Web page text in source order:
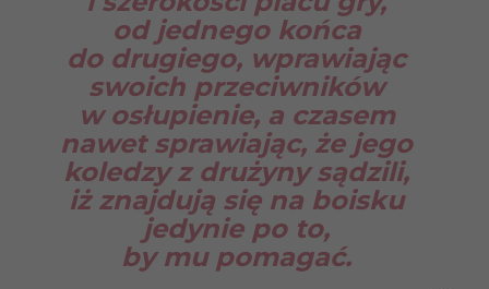
od jednego końca
do drugiego, wprawiając
swoich przeciwników
w osłupienie, a czasem
nawet sprawiając, że jego
koledzy z drużyny sądzili,
iż znajdują się na boisku
jedynie po to,
by mu pomagać.